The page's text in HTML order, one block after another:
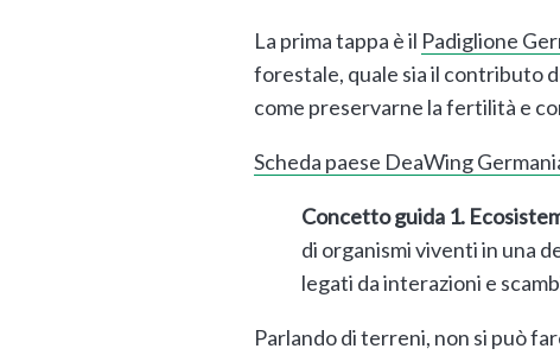
La prima tappa è il Padiglione
forestale, quale sia il contributo
come preservarne la fertilità e
Scheda paese DeaWing
Concetto guida 1.
di organismi viventi in una
legati da interazioni e
Parlando di terreni, non si può